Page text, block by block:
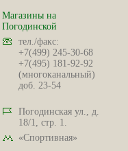
Магазины на
Погодинской
тел./факс:
+7(499) 245-30-68
+7(495) 181-92-92
(многоканальный)
доб. 23-54
Погодинская ул., д.
18/1, стр. 1.
«Спортивная»